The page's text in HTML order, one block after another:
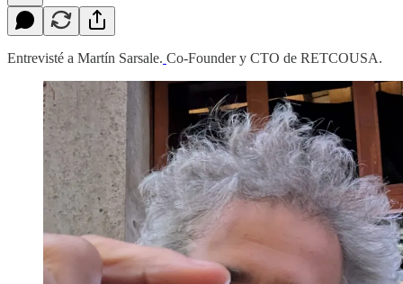
Entrevisté a Martín Sarsale. Co-Founder y CTO de RETCOUSA.